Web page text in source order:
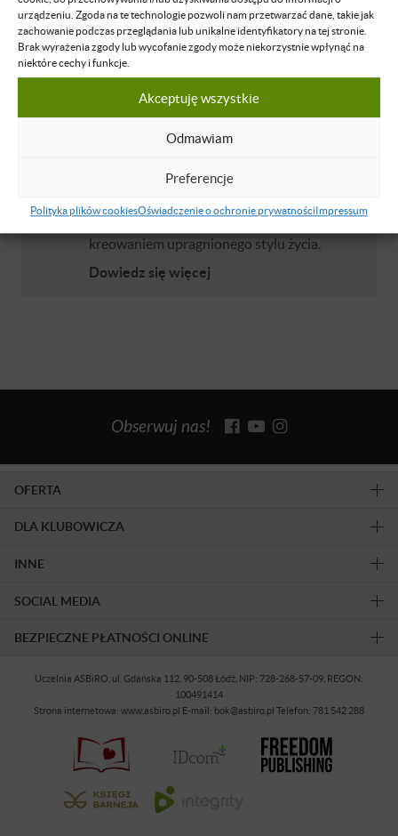
urządzeniu. Zgoda na te technologie pozwoli nam przetwarzać dane, takie jak
zachowanie podczas przeglądania lub unikalne identyfikatory na tej stronie.
Brak wyrażenia zgody lub wycofanie zgody może niekorzystnie wpłynąć na
niektóre cechy i funkcje.
Akceptuję wszystkie
Odmawiam
Preferencje
Polityka plików cookiesOświadczenie o ochronie prywatnościImpressum
O WYKŁADOWCY
Bartek Popiel
Przedsiębiorca. Rozwija firmę szkoleniową
BPC Popiel Consulting, tworzy produkty
przekaz kieruje głównie do młodych
rozwojem osobistym, produktywnością i
kreowaniem upragnionego stylu życia.
Dowiedz się więcej
Obserwuj nas!
OFERTA
DLA KLUBOWICZA
INNE
SOCIAL MEDIA
BEZPIECZNE PŁATNOŚCI ONLINE
Uczelnia ASBiRO, ul. Gdańska 112, 90-508 Łódź, NIP: 728-268-57-09, REGON:
100491414
Strona internetowa: www.asbiro.pl E-mail: bok@asbiro.pl Telefon: 781 542 288